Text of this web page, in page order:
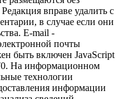
вправе удалить с
в случае если они
E-mail -
почты
быть включен JavaScript
На информационном
технологии
информации